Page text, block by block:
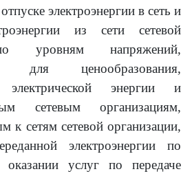
электроэнергии в сеть и
из сети сетевой
уровням напряжений,
для ценообразования,
электрической энергии и
сетевым организациям,
к сетям сетевой организации,
электроэнергии по
услуг по передаче